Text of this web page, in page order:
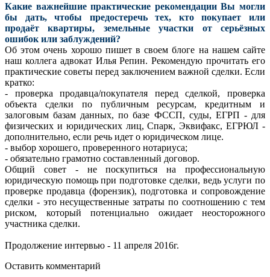
Какие важнейшие практические рекомендации Вы могли
бы дать, чтобы предостеречь тех, кто покупает или
продаёт квартиры, земельные участки от серьёзных
ошибок или заблуждений?
Об этом очень хорошо пишет в своем блоге на нашем сайте
наш коллега адвокат Илья Репин. Рекомендую прочитать его
практические советы перед заключением важной сделки. Если
кратко:
- проверка продавца/покупателя перед сделкой, проверка
объекта сделки по публичным ресурсам, кредитным и
залоговым базам данных, по базе ФССП, суды, ЕГРП - для
физических и юридических лиц, Спарк, Эквифакс, ЕГРЮЛ -
дополнительно, если речь идет о юридическом лице.
- выбор хорошего, проверенного нотариуса;
- обязательно грамотно составленный договор.
Общий совет - не поскупиться на профессиональную
юридическую помощь при подготовке сделки, ведь услуги по
проверке продавца (форензик), подготовка и сопровождение
сделки - это несущественные затраты по соотношению с тем
риском, который потенциально ожидает неосторожного
участника сделки.
Продолжение интервью - 11 апреля 2016г.
Оставить комментарий